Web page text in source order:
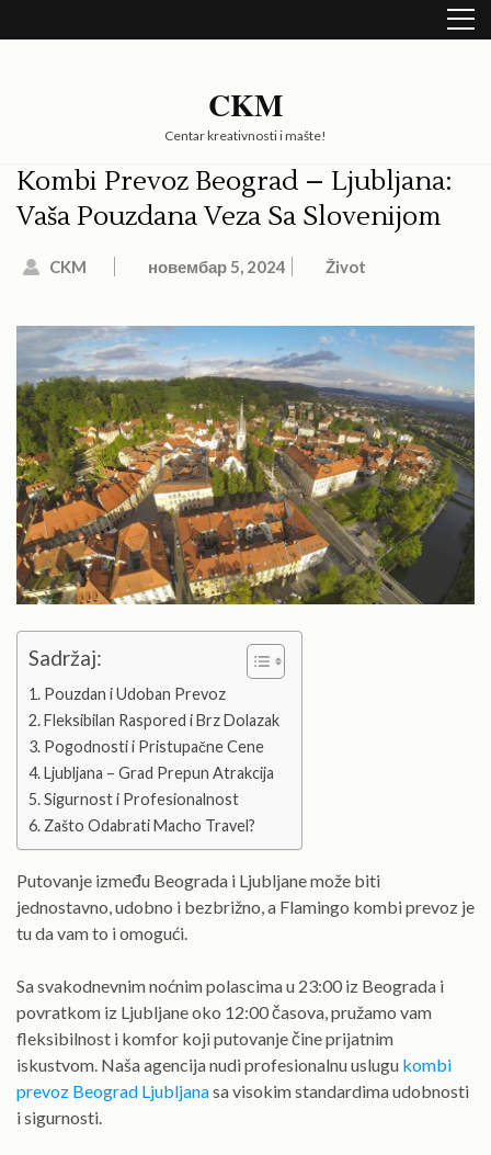
to
CKM
Centar kreativnosti i mašte!
Kombi Prevoz Beograd – Ljubljana:
Vaša Pouzdana Veza Sa Slovenijom
CKM новембар 5, 2024 Život
Sadržaj:
Pouzdan i Udoban Prevoz
Fleksibilan Raspored i Brz Dolazak
Pogodnosti i Pristupačne Cene
Ljubljana – Grad Prepun Atrakcija
Sigurnost i Profesionalnost
Zašto Odabrati Macho Travel?
Putovanje između Beograda i Ljubljane može biti
jednostavno, udobno i bezbrižno, a Flamingo kombi prevoz je
tu da vam to i omogući.
Sa svakodnevnim noćnim polascima u 23:00 iz Beograda i
povratkom iz Ljubljane oko 12:00 časova, pružamo vam
fleksibilnost i komfor koji putovanje čine prijatnim
iskustvom. Naša agencija nudi profesionalnu uslugu kombi
prevoz Beograd Ljubljanasa visokim standardima udobnosti
i sigurnosti.